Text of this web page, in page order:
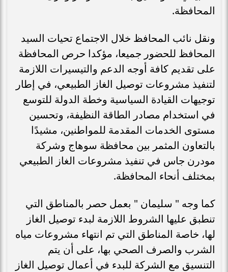
المحافظة.
ونقل نائب المحافظ خلال الاجتماع تحيات السيد
المحافظ للحضور جميعا، مؤكدا حرص المحافظة
على تقديم كافة أوجه الدعم والتيسيرات اللازمة
لتنفيذ مشروعات توصيل الغاز الطبيعي، في إطار
توجيهات القيادة السياسية وخطة الدولة للتوسع
في استخدام مصادر الطاقة النظيفة، وتحسين
مستوى الخدمات المقدمة للمواطنين، مشيدًا
بالتعاون المثمر بين محافظة سوهاج وشركة
مودرن جاس في تنفيذ مشروعات الغاز الطبيعي
بمختلف أنحاء المحافظة.
كما وجه " سليمان " بعمل حصر بالمناطق التي
تنطبق عليها الشروط اللازمة لبدء توصيل الغاز
لها، خاصة المناطق التي تم انتهاء مشروعات مياه
الشرب والصرف الصحي بها، على أن يتم
التنسيق مع الشركة للبدء في أعمال توصيل الغاز